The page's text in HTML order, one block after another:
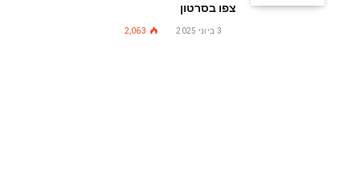
צפו בסרטון
3 ביוני 2025 2,063